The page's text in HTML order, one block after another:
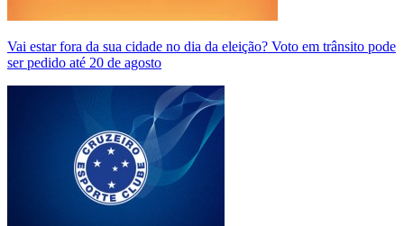
Vai estar fora da sua cidade no dia da eleição? Voto em trânsito pode
ser pedido até 20 de agosto